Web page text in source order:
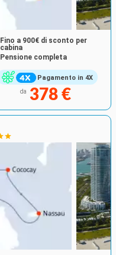
Pagamento in 4X
Fino a 900€ di sconto per
cabina
Pensione completa
da 378 €